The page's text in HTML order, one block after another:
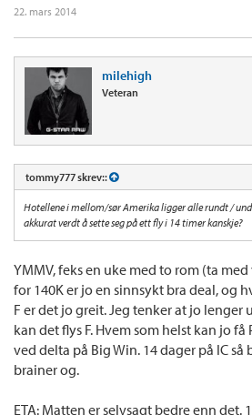
22. mars 2014
milehigh
Veteran
tommy777 skrev::
Hotellene i mellom/sør Amerika ligger alle rundt /
akkurat verdt å sette seg på ett fly i 14 timer kanskje?
YMMV, feks en uke med to rom (ta
for 140K er jo en sinnsykt bra deal, og
F er det jo greit. Jeg tenker at jo lenger
kan det flys F. Hvem som helst kan jo få
ved delta på Big Win. 14 dager på IC
brainer og.
ETA: Matten er selvsagt bedre enn det.